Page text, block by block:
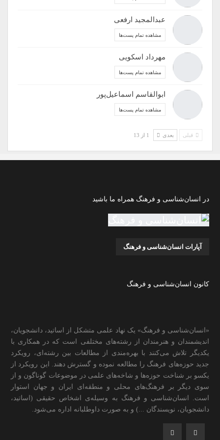
عبدالمجید ارفعی
مشاهده تمام پست‌ها
مهرداد اسکویی
مشاهده تمام پست‌ها
ابوالقاسم اسماعیل‌پور
مشاهده تمام پست‌ها
قبلی بعدی
در انسان‌شناسی و فرهنگ همراه ما باشید
آپارات انسان‌شناسی و فرهنگ
کانون انسان‌شناسی و فرهنگ
«انسان‌شناسی و فرهنگ» یک نهاد علمی متشکل از اساتید، دانشجویان،
اندیشمندان و هنرمندان از رشته‌های مختلفی است که در همکاری با
یکدیگر تلاش می‌کنند با بهره‌مندی از مطالعات بین رشته‌ای، رویکرد
جدید حوزه‌های فرهنگ را مطالعه نموده و گسترش دهند. این رویکرد از
یکسو بر شناخت حوزه‌ها و شاخه‌های علمی در موضوعات گوناگون و از
سوی دیگر بر فرهنگ‌های محلی و منطقه‌ای ایران و جهان استوار
است. انسان‌شناسی و فرهنگ به وسیله‌ی اشخاص حقیقی (اساتید،
دانشجویان، نویسندگان ...) و به صورت داوطلبانه اداره می‌شود.